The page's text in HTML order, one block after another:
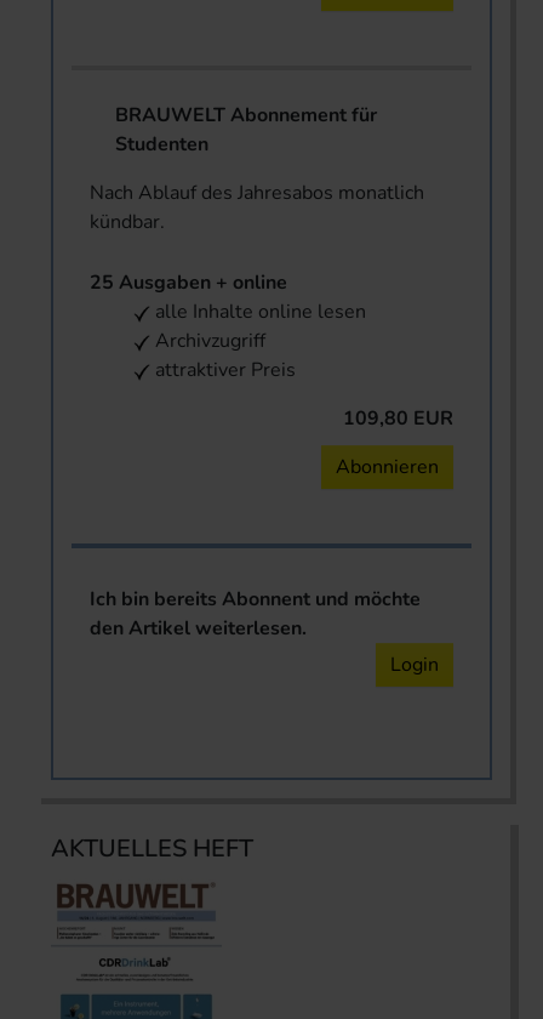
BRAUWELT Abonnement für
Studenten
Nach Ablauf des Jahresabos monatlich
kündbar.
25 Ausgaben + online
alle Inhalte online lesen
Archivzugriff
attraktiver Preis
109,80 EUR
Abonnieren
Ich bin bereits Abonnent und möchte
den Artikel weiterlesen.
Login
AKTUELLES HEFT